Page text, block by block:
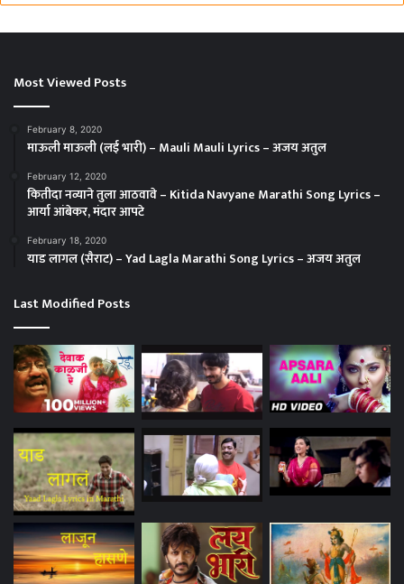
Most Viewed Posts
February 8, 2020
माऊली माऊली (लई भारी) – Mauli Mauli Lyrics – अजय अतुल
February 12, 2020
कितीदा नव्याने तुला आठवावे – Kitida Navyane Marathi Song Lyrics –
आर्या आंबेकर, मंदार आपटे
February 18, 2020
याड लागल (सैराट) – Yad Lagla Marathi Song Lyrics – अजय अतुल
Last Modified Posts